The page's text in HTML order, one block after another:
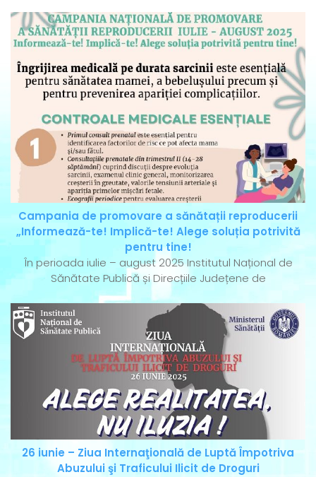
Campania de promovare a sănătații reproducerii
„Informează-te! Implică-te! Alege soluția potrivită
pentru tine!
În perioada iulie – august 2025 Institutul Național de
Sănătate Publică și Direcțiile Județene de
26 iunie – Ziua Internaţională de Luptă Împotriva
Abuzului şi Traficului Ilicit de Droguri